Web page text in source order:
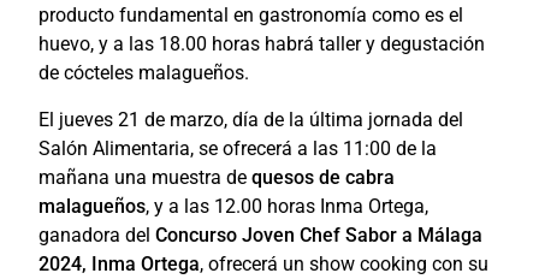
producto fundamental en gastronomía como es el
huevo, y a las 18.00 horas habrá taller y degustación
de cócteles malagueños.
El jueves 21 de marzo, día de la última jornada del
Salón Alimentaria, se ofrecerá a las 11:00 de la
mañana una muestra de quesos de cabra
malagueños, y a las 12.00 horas Inma Ortega,
ganadora delConcurso Joven Chef Sabor a Málaga
2024, Inma Ortega, ofrecerá un show cooking con su